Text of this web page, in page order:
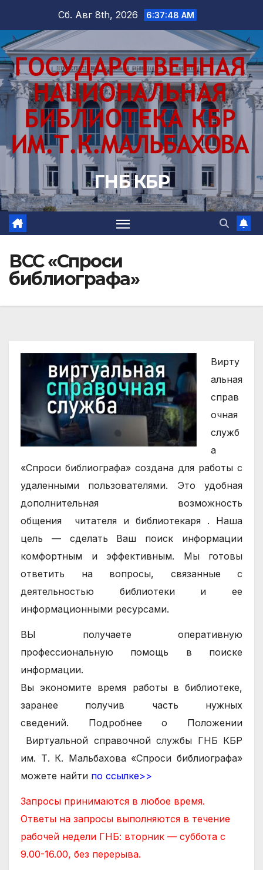
содержимому
Сб. Авг 8th, 2026 6:37:49 AM
ГНБ КБР
ВСС «Спроси
библиографа»
Вирту
альная
справ
очная
служб
а
«Спроси библиографа» создана для работы с
удаленными пользователями. Это удобная
дополнительная возможность
общения
читателя и библиотекаря . Наша
цель — сделать Ваш поиск информации
комфортным и эффективным. Мы готовы
ответить на вопросы, связанные с
деятельностью библиотеки и ее
информационными ресурсами.
ВЫ получаете оперативную
профессиональную помощь в поиске
информации.
Вы экономите время работы в библиотеке,
заранее получив часть нужных
сведений. Подробнее о Положении
Виртуальной справочной службы ГНБ КБР
им. Т. К. Мальбахова «Спроси библиографа»
можете найти по ссылке>>
Запросы принимаются в любое время.
Ответы на запросы выполняются в течение
рабочей недели ГНБ: вторник — суббота с
9.00-16.00, без перерыва.